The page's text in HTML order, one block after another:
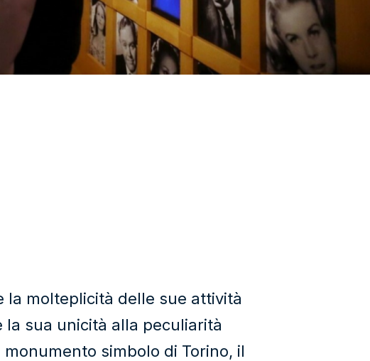
la molteplicità delle sue attività
la sua unicità alla peculiarità
monumento simbolo di Torino, il